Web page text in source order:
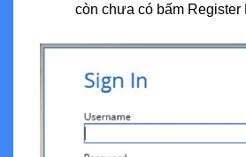
còn chưa có bấm Register